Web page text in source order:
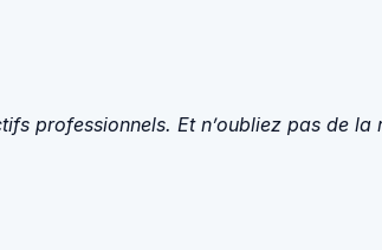
professionnels. Et n’oubliez pas de la